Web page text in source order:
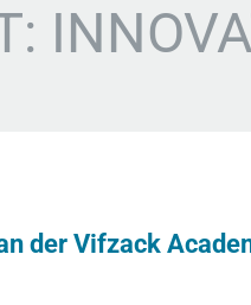
der Vifzack